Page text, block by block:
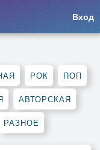
Вход
РОК ПОП
АВТОРСКАЯ
РАЗНОЕ